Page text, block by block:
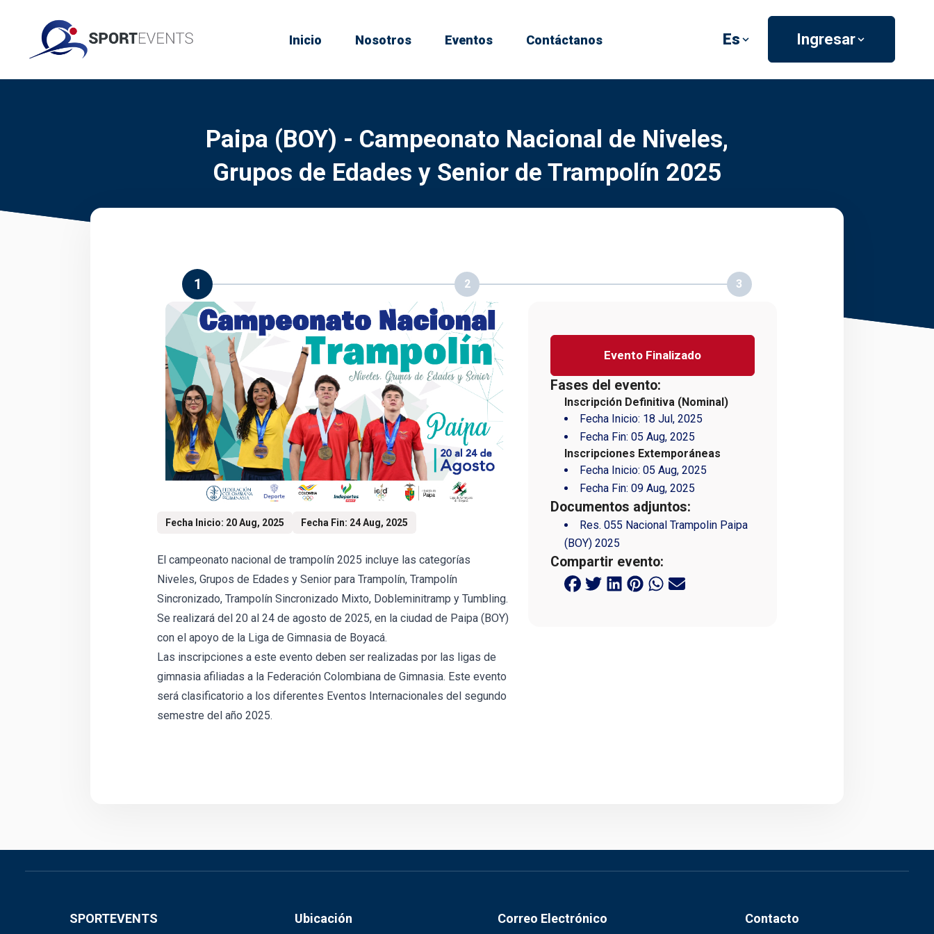
Inicio Nosotros Eventos Contáctanos Es Ingresar
Paipa (BOY) - Campeonato Nacional de Niveles,
Grupos de Edades y Senior de Trampolín 2025
1 2 3
Fecha Inicio: 20 Aug, 2025 Fecha Fin: 24 Aug, 2025
El campeonato nacional de trampolín 2025 incluye las categorías
Niveles, Grupos de Edades y Senior para Trampolín, Trampolín
Sincronizado, Trampolín Sincronizado Mixto, Dobleminitramp y Tumbling.
Se realizará del 20 al 24 de agosto de 2025, en la ciudad de Paipa (BOY)
con el apoyo de la Liga de Gimnasia de Boyacá.
Las inscripciones a este evento deben ser realizadas por las ligas de
gimnasia afiliadas a la Federación Colombiana de Gimnasia. Este evento
será clasificatorio a los diferentes Eventos Internacionales del segundo
semestre del año 2025.
Evento Finalizado
Fases del evento:
Inscripción Definitiva (Nominal)
Fecha Inicio: 18 Jul, 2025
Fecha Fin:05 Aug, 2025
Inscripciones Extemporáneas
Fecha Inicio:05 Aug, 2025
Fecha Fin:09 Aug, 2025
Documentos adjuntos:
Res. 055 Nacional Trampolin Paipa
(BOY) 2025
Compartir evento:
SPORTEVENTS Ubicación Correo Electrónico Contacto